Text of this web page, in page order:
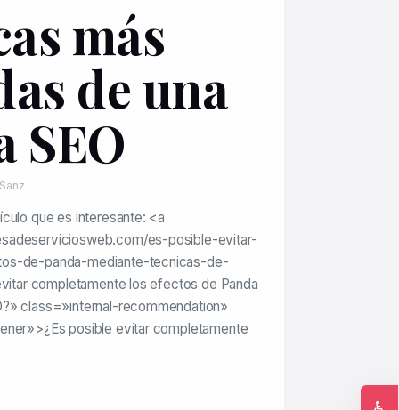
más
de una
SEO
que es interesante: <a
es-posible-evitar-
de-panda-mediante-tecnicas-de-
completamente los efectos de Panda
class=»internal-recommendation»
posible evitar completamente